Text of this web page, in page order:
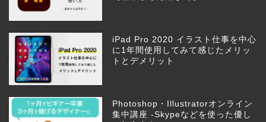
iPad Pro 2020 イラスト仕事を中心
に1年間使用してみて感じたメリッ
トとデメリット
Photoshop・Illustratorオンライン
集中講座 -Skypeなどを使った優し